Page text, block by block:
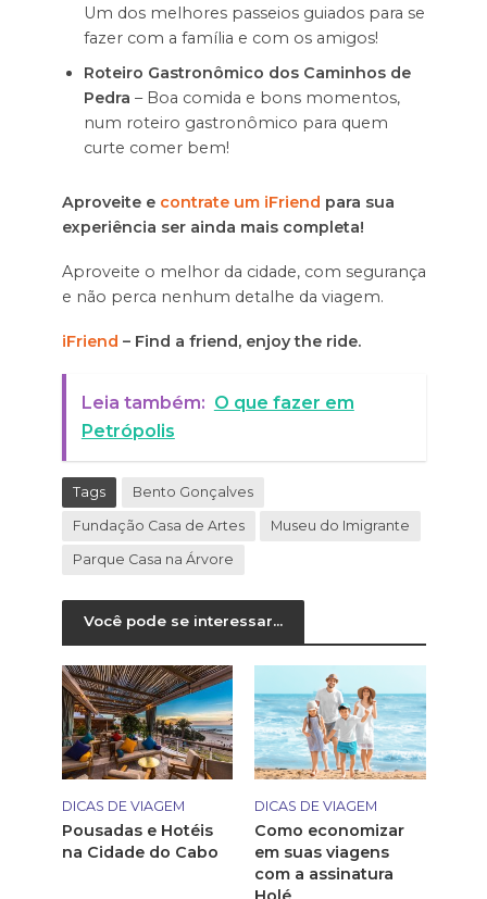
Um dos melhores passeios guiados para se
fazer com a família e com os amigos!
Roteiro Gastronômico dos Caminhos de
Pedra – Boa comida e bons momentos,
num roteiro gastronômico para quem
curte comer bem!
Aproveite e contrate um iFriend para sua
experiência ser ainda mais completa!
Aproveite o melhor da cidade, com segurança
e não perca nenhum detalhe da viagem.
iFriend – Find a friend, enjoy the ride.
Leia também: O que fazer em
Petrópolis
Tags Bento Gonçalves
Fundação Casa de Artes Museu do Imigrante
Parque Casa na Árvore
Você pode se interessar...
DICAS DE VIAGEM
Pousadas e Hotéis
na Cidade do Cabo
DICAS DE VIAGEM
Como economizar
em suas viagens
com a assinatura